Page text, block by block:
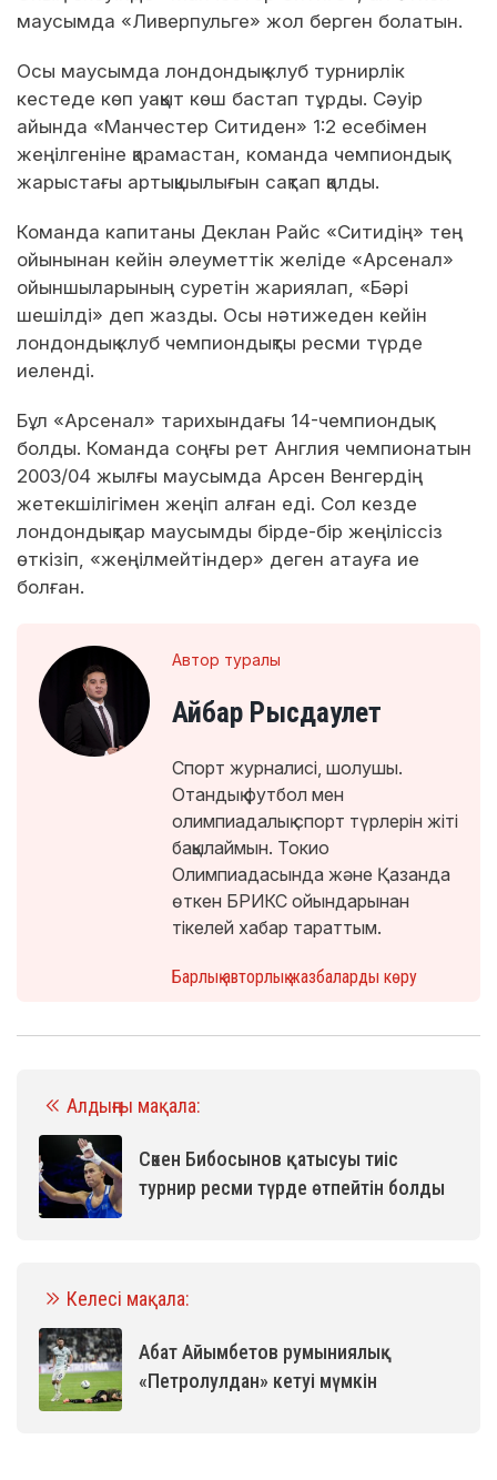
маусымда «Ливерпульге» жол берген болатын.
Осы маусымда лондондық клуб турнирлік
кестеде көп уақыт көш бастап тұрды. Сәуір
айында «Манчестер Ситиден» 1:2 есебімен
жеңілгеніне қарамастан, команда чемпиондық
жарыстағы артықшылығын сақтап қалды.
Команда капитаны Деклан Райс «Ситидің» тең
ойынынан кейін әлеуметтік желіде «Арсенал»
ойыншыларының суретін жариялап, «Бәрі
шешілді» деп жазды. Осы нәтижеден кейін
лондондық клуб чемпиондықты ресми түрде
иеленді.
Бұл «Арсенал» тарихындағы 14-чемпиондық
болды. Команда соңғы рет Англия чемпионатын
2003/04 жылғы маусымда Арсен Венгердің
жетекшілігімен жеңіп алған еді. Сол кезде
лондондықтар маусымды бірде-бір жеңіліссіз
өткізіп, «жеңілмейтіндер» деген атауға ие
болған.
Автор туралы
Айбар Рысдаулет
Спорт журналисі, шолушы.
Отандық футбол мен
олимпиадалық спорт түрлерін жіті
бақылаймын. Токио
Олимпиадасында және Қазанда
өткен БРИКС ойындарынан
тікелей хабар тараттым.
Барлық авторлық жазбаларды көру
Алдыңғы мақала:
Сәкен Бибосынов қатысуы тиіс
турнир ресми түрде өтпейтін болды
Келесі мақала:
Абат Айымбетов румыниялық
«Петролулдан» кетуі мүмкін